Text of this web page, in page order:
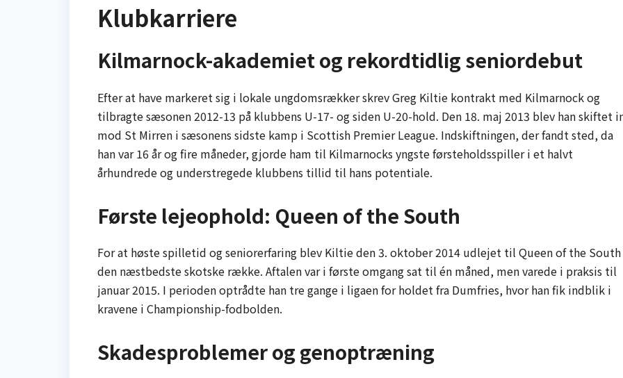
Klubkarriere
Kilmarnock-akademiet og rekordtidlig seniordebut
Efter at have markeret sig i lokale ungdomsrækker skrev Greg Kiltie kontrakt med Kilmarnock og
tilbragte sæsonen 2012-13 på klubbens U-17- og siden U-20-hold. Den 18. maj 2013 blev han skiftet
mod St Mirren i sæsonens sidste kamp i Scottish Premier League. Indskiftningen, der fandt sted, da
han var 16 år og fire måneder, gjorde ham til Kilmarnocks yngste førsteholds­spiller i et halvt
århundrede og understregede klubbens tillid til hans potentiale.
Første lejeophold: Queen of the South
For at høste spilletid og seniorerfaring blev Kiltie den 3. oktober 2014 udlejet til Queen of the
den næstbedste skotske række. Aftalen var i første omgang sat til én måned, men varede i praksis til
januar 2015. I perioden optrådte han tre gange i ligaen for holdet fra Dumfries, hvor han fik indblik i
kravene i Championship-fodbolden.
Skadesproblemer og genoptræning